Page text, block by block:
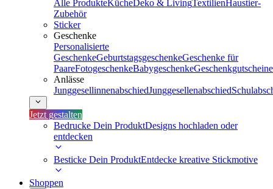
Alle ProdukteKücheDeko & LivingTextilienHaustier-
Zubehör
Sticker
Geschenke
Personalisierte
GeschenkeGeburtstagsgeschenkeGeschenke für
PaareFotogeschenkeBabygeschenkeGeschenkgutscheine
Anlässe
JunggesellinnenabschiedJunggesellenabschied
Jetzt gestalten
Bedrucke Dein ProduktDesigns hochladen oder
entdecken
Besticke Dein ProduktEntdecke kreative Stickmotive
Shoppen